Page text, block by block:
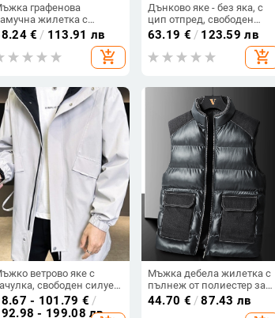
графенова
жилетка с
удебелена и
без ръкави
€ / 113.91 лв
add_shopping_cart
Дънково яке - без яка, с
цип отпред, свободен
силует, дълги ръкави,
подплата полиестер 100%,
основна материя 58%
63.19 € / 123.59 лв
add_shopping_cart
ветрово яке с
свободен силует,
дължина, цип,
100%, за
- 101.79 € /
- 199.08 лв
Мъжка дебела жилетка с
пълнеж от полиестер за
есенно-зимния сезон,
свободна кройка, без
44.70 € /87.43 лв